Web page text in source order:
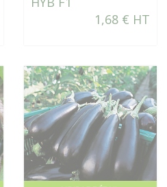
1,68 € HT